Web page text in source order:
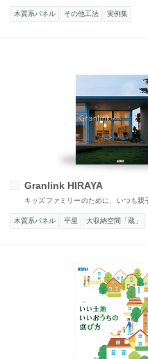
木質系パネル その他工法 実例集
Granlink HIRAYA
キッズファミリーのために、いつも親
木質系パネル 平屋 大収納空間「蔵」